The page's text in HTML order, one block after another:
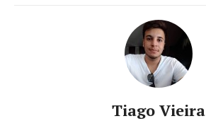
Tiago Vieira